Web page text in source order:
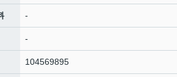
-
-
104569895